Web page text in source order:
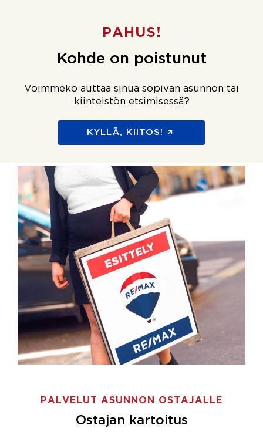
PAHUS!
Kohde on poistunut
Voimmeko auttaa sinua sopivan asunnon tai
kiinteistön etsimisessä?
KYLLÄ, KIITOS!
PALVELUT ASUNNON OSTAJALLE
Ostajan kartoitus